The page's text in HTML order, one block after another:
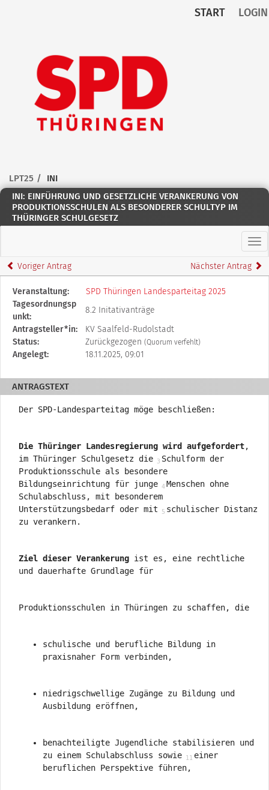
START LOGIN
Startseite
LPT25
INI
INI: EINFÜHRUNG UND GESETZLICHE VERANKERUNG VON
PRODUKTIONSSCHULEN ALS BESONDERER SCHULTYP IM
THÜRINGER SCHULGESETZ
Voriger Antrag Nächster Antrag
Diese
Tabelle
beschreibt
den
Status,
die
und
verschiedene
Rahmendaten
Veranstaltung:
SPD Thüringen Landesparteitag 2025
Tagesordnungsp
unkt:
8.2 Initativanträge
Antragsteller*in:
KV Saalfeld-Rudolstadt
Status:
Zurückgezogen (Quorum verfehlt)
Angelegt: 18.11.2025, 09:01
ANTRAGSTEXT
Der SPD-Landesparteitag möge beschließen:
Die Thüringer Landesregierung wird aufgefordert,
im Thüringer Schulgesetz die Schulform der
Produktionsschule als besondere
Bildungseinrichtung für junge Menschen ohne
Schulabschluss, mit besonderem
Unterstützungsbedarf oder mit schulischer Distanz
zu verankern.
Ziel dieser Verankerung ist es, eine rechtliche
und dauerhafte Grundlage für
Produktionsschulen in Thüringen zu schaffen, die
schulische und berufliche Bildung in
praxisnaher Form verbinden,
niedrigschwellige Zugänge zu Bildung und
Ausbildung eröffnen,
benachteiligte Jugendliche stabilisieren und
zu einem Schulabschluss sowie
einer
beruflichen Perspektive führen,